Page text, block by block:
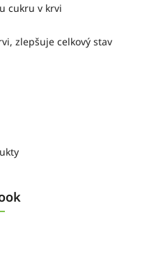
cukru v krvi
zlepšuje celkový stav